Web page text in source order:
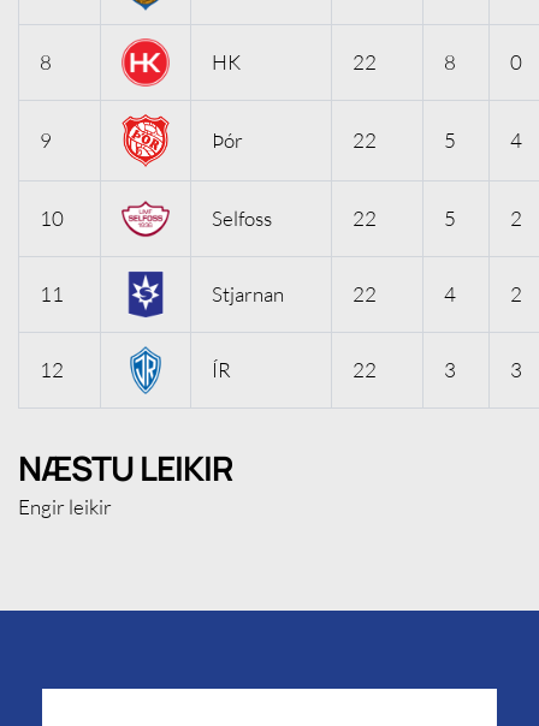
8 HK 22 8 0
9 Þór 22 5 4
10 Selfoss 22 5 2
11 Stjarnan 22 4 2
12 ÍR 22 3 3
NÆSTU LEIKIR
Engir leikir